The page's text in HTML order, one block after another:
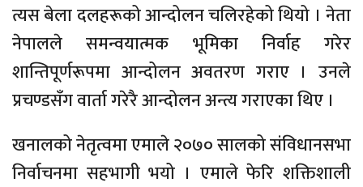
त्यस बेला दलहरूको आन्दोलन चलिरहेको थियो । नेता
नेपालले समन्वयात्मक भूमिका निर्वाह गरेर
शान्तिपूर्णरूपमा आन्दोलन अवतरण गराए । उनले
प्रचण्डसँग वार्ता गरेरै आन्दोलन अन्त्य गराएका थिए ।
खनालको नेतृत्वमा एमाले २०७० सालको संविधानसभा
निर्वाचनमा सहभागी भयो । एमाले फेरि शक्तिशाली